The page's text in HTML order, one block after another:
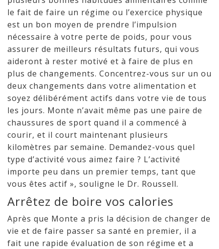
le fait de faire un régime ou l’exercice physique
est un bon moyen de prendre l’impulsion
nécessaire à votre perte de poids, pour vous
assurer de meilleurs résultats futurs, qui vous
aideront à rester motivé et à faire de plus en
plus de changements. Concentrez-vous sur un ou
deux changements dans votre alimentation et
soyez délibérément actifs dans votre vie de tous
les jours. Monte n’avait même pas une paire de
chaussures de sport quand il a commencé à
courir, et il court maintenant plusieurs
kilomètres par semaine. Demandez-vous quel
type d’activité vous aimez faire ? L’activité
importe peu dans un premier temps, tant que
vous êtes actif », souligne le Dr. Roussell.
Arrêtez de boire vos calories
Après que Monte a pris la décision de changer de
vie et de faire passer sa santé en premier, il a
fait une rapide évaluation de son régime et a